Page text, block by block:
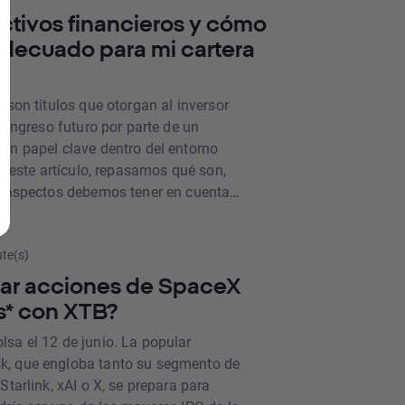
financieros y cómo
para mi cartera
son títulos que otorgan al inversor
ingreso futuro por parte de un
un papel clave dentro del entorno
este artículo, repasamos qué son,
aspectos debemos tener en cuenta
acciones de SpaceX
con XTB?
el 12 de junio. La popular
que engloba tanto su segmento de
xAI o X, se prepara para